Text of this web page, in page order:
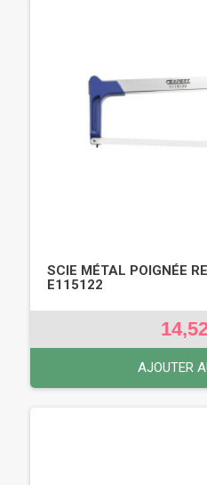
SCIE MÉTAL POIGNÉE
E115122
AJOUTER